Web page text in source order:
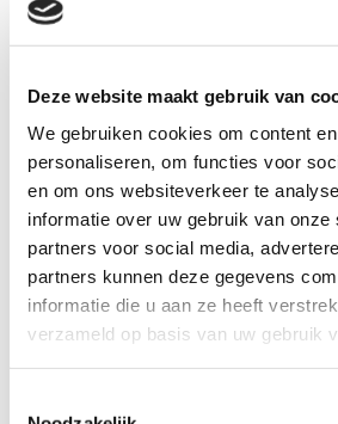
Deze website maakt gebruik van
We gebruiken cookies om content
personaliseren, om functies voor
en om ons websiteverkeer te
informatie over uw gebruik van onze
partners voor social media,
partners kunnen deze gegevens
informatie die u aan ze heeft
verzameld op basis van uw gebruik
middels een opslag op de premie.
Advies middels een eenmalig
Voor een advies, telefonisch of via
de eenmalige kosten € 75,- per af
u prijs op een bezoek bij u thuis
eenmalige advies-/afsluitkosten €
dergelijk gesprek kunnen wij
lopende polissen elders voor u